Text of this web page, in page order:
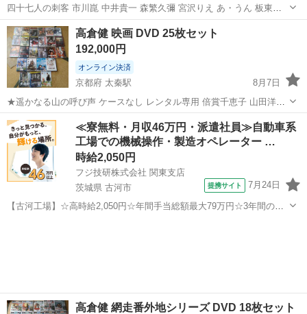
四十七人の刺客 市川崑 中井貴一 森繁久彌 宮沢りえ あ・うん 板東英
二 富司純子 宮本信子 降旗康男 海へ See you 桜田淳子 池部良 いしだ
京都 京都市 太秦駅 DVD/ブルーレイ
高倉健 映画 DVD 25枚セット
192,000円
オンライン決済
京都府 太秦駅
8月7日
★遥かなる山の呼び声 ケースなし レンタル専用 倍賞千恵子 山田洋次
★ブラック・レイン ケースなし レンタル専用 マイケル・ダグラス 松
田優作 リドリー・スコット ★大脱獄 ケースなし レンタル専用 菅原文
太 石井輝男 ★...
京都 京都市 太秦駅 DVD/ブルーレイ 菅原文太
≪寮無料・月収46万円・派遣社員≫自動車系
工場での機械操作・製造オペレーター …
時給2,050円
フジ技研株式会社 関東支店
茨城県 古河市
提携サイト 7月24日
【古河工場】☆高時給2,050円☆年間手当総額最大79万円☆3年間の手
高倉健 網走番外地シリーズ DVD 18枚セット